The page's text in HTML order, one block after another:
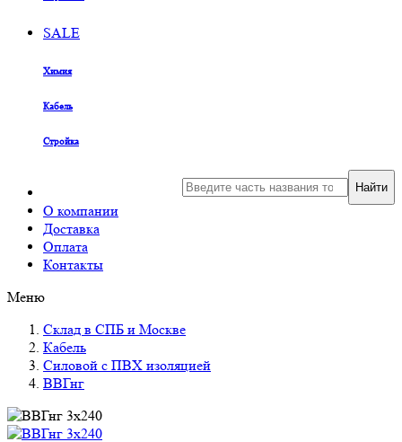
SALE
Химия
Кабель
Стройка
О компании
Доставка
Оплата
Контакты
Найти
Меню
Склад в СПБ и Москве
Кабель
Силовой с ПВХ изоляцией
ВВГнг